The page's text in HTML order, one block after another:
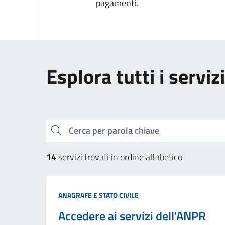
pagamenti.
Esplora tutti i servizi
cerca
14servizi trovati in ordine alfabetico
Categoria:
ANAGRAFE E STATO CIVILE
Accedere ai servizi dell'ANPR